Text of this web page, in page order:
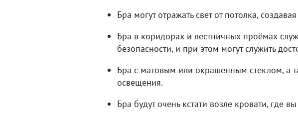
Бра могут отражать свет от потолка,
Бра в коридорах и лестничных проёмах
безопасности, и при этом могут служить
Бра с матовым или окрашенным стеклом, а
освещения.
Бра будут очень кстати возле кровати, где